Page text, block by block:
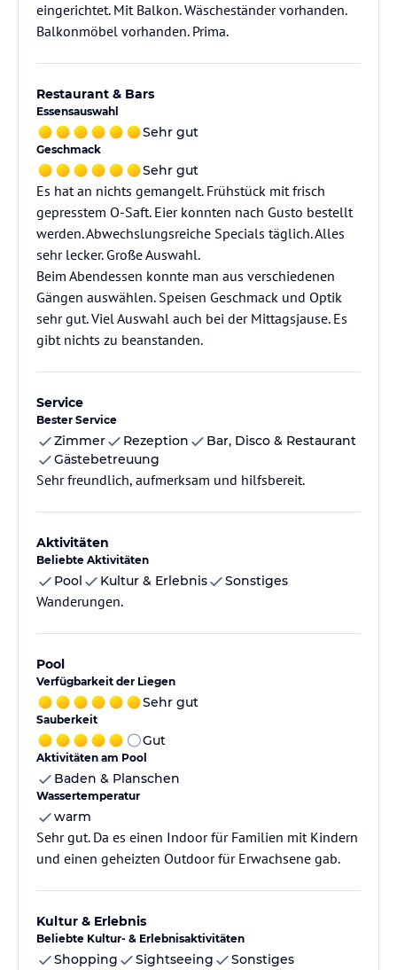
eingerichtet. Mit Balkon. Wäscheständer vorhanden.
Balkonmöbel vorhanden. Prima.
Restaurant & Bars
Essensauswahl
Sehr gut
Geschmack
Sehr gut
Es hat an nichts gemangelt. Frühstück mit frisch
gepresstem O-Saft. Eier konnten nach Gusto bestellt
werden. Abwechslungsreiche Specials täglich. Alles
sehr lecker. Große Auswahl.
Beim Abendessen konnte man aus verschiedenen
Gängen auswählen. Speisen Geschmack und Optik
sehr gut. Viel Auswahl auch bei der Mittagsjause. Es
gibt nichts zu beanstanden.
Service
Bester Service
Zimmer Rezeption
Bar, Disco & Restaurant
Gästebetreuung
Sehr freundlich, aufmerksam und hilfsbereit.
Aktivitäten
Beliebte Aktivitäten
Pool Kultur & Erlebnis Sonstiges
Wanderungen.
Pool
Verfügbarkeit der Liegen
Sehr gut
Sauberkeit
Gut
Aktivitäten am Pool
Baden & Planschen
Wassertemperatur
warm
Sehr gut. Da es einen Indoor für Familien mit Kindern
und einen geheizten Outdoor für Erwachsene gab.
Kultur & Erlebnis
Beliebte Kultur- & Erlebnisaktivitäten
Shopping Sightseeing Sonstiges